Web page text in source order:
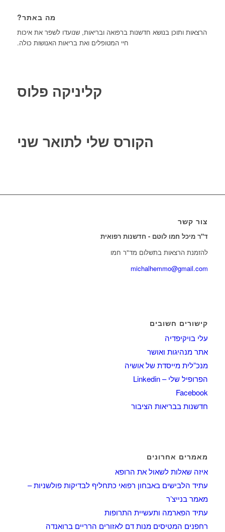
מה באתר?
הרצאות ותוכן בנושא חדשנות ברפואה ובריאות, שנועדו לשפר את איכות
חיי המטופלים ואת בריאות האנושות כולה.
קליניקה פלוס
הקורס שלי לתואר שני
צור קשר
ד"ר מיכל חמו לוטם - חדשנות רפואית
להזמנת הרצאות בתשלום מד"ר חמו
michalhemmo@gmail.com
קישורים חשובים
עלי בויקיפדיה
אתר מנהיגות ואושר
מנכ”לית מייסדת של אושיה
הפרופיל שלי – Linkedin
Facebook
חדשנות בבריאות הציבור
מאמרים אחרונים
איזה שאלות לשאול את הרופא
עתיד הלבישים באבחון רפואי כתחליף לבדיקות פולשניות –
מאמר בנייצ’ר
עתיד הפארמה ותעשיית התרופות
רחפנים המטיסים מנות דם לאזורים הרריים ברואנדה